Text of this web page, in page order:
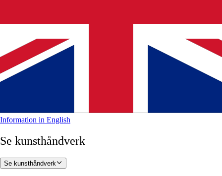
Information in English
Se kunsthåndverk
Se kunsthåndverk